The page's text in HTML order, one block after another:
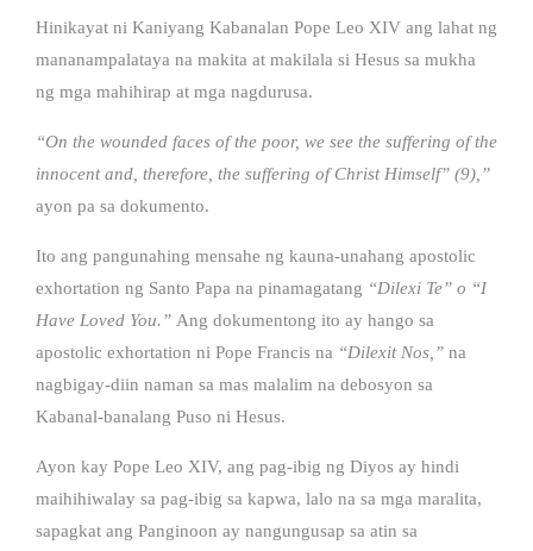
Hinikayat ni Kaniyang Kabanalan Pope Leo XIV ang lahat ng
mananampalataya na makita at makilala si Hesus sa mukha
ng mga mahihirap at mga nagdurusa.
“On the wounded faces of the poor, we see the suffering of the
innocent and, therefore, the suffering of Christ Himself” (9),”
ayon pa sa dokumento.
Ito ang pangunahing mensahe ng kauna-unahang apostolic
exhortation ng Santo Papa na pinamagatang “Dilexi Te” o “I
Have Loved You.” Ang dokumentong ito ay hango sa
apostolic exhortation ni Pope Francis na “Dilexit Nos,” na
nagbigay-diin naman sa mas malalim na debosyon sa
Kabanal-banalang Puso ni Hesus.
Ayon kay Pope Leo XIV, ang pag-ibig ng Diyos ay hindi
maihihiwalay sa pag-ibig sa kapwa, lalo na sa mga maralita,
sapagkat ang Panginoon ay nangungusap sa atin sa